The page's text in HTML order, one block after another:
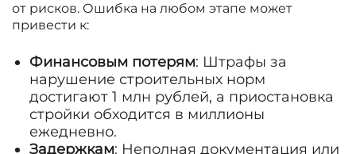
от рисков. Ошибка на любом этапе может
привести к:
Финансовым потерям: Штрафы за
нарушение строительных норм
достигают 1 млн рублей, а приостановка
стройки обходится в миллионы
ежедневно.
Задержкам: Неполная документация или